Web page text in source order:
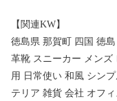
【関連KW】
徳島県 那賀町 四国 徳
革靴 スニーカー メンズ
用 日常使い 和風 シン
テリア 雑貨 会社 オフ